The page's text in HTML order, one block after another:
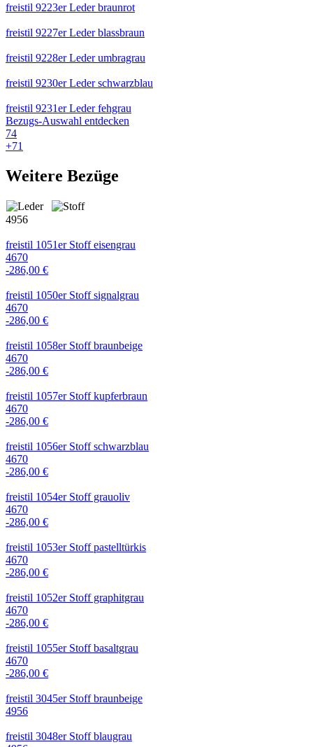
freistil 9223er Leder braunrot
freistil 9227er Leder blassbraun
freistil 9228er Leder umbragrau
freistil 9230er Leder schwarzblau
freistil 9231er Leder fehgrau
Bezugs-Auswahl entdecken
74
+71
Weitere Bezüge
4956
freistil 1051er Stoff eisengrau
4670
-286,00 €
freistil 1050er Stoff signalgrau
4670
-286,00 €
freistil 1058er Stoff braunbeige
4670
-286,00 €
freistil 1057er Stoff kupferbraun
4670
-286,00 €
freistil 1056er Stoff schwarzblau
4670
-286,00 €
freistil 1054er Stoff grauoliv
4670
-286,00 €
freistil 1053er Stoff pastelltürkis
4670
-286,00 €
freistil 1052er Stoff graphitgrau
4670
-286,00 €
freistil 1055er Stoff basaltgrau
4670
-286,00 €
freistil 3045er Stoff braunbeige
4956
freistil 3048er Stoff blaugrau